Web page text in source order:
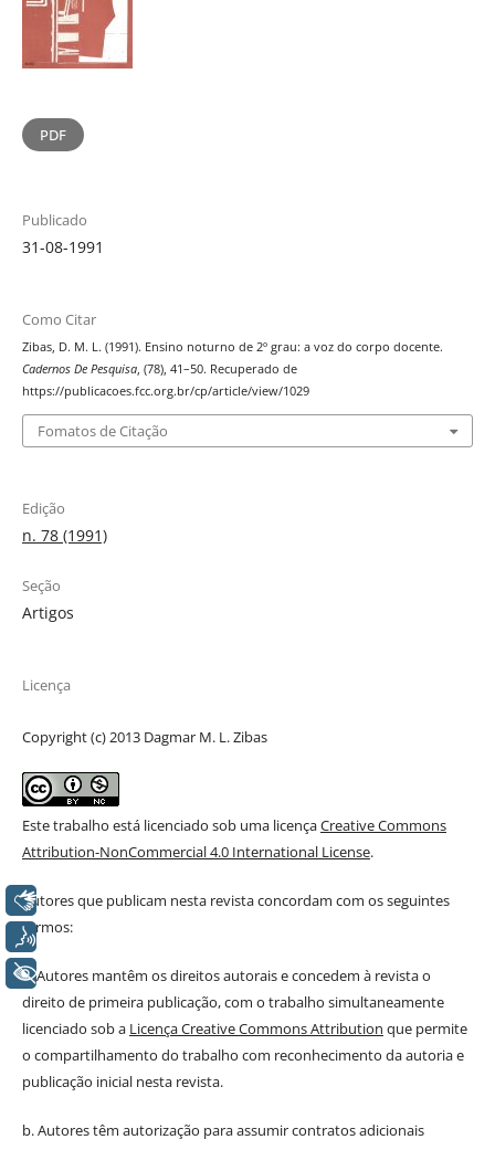
PDF
Publicado
31-08-1991
Como Citar
Zibas, D. M. L. (1991). Ensino noturno de 2º grau: a voz do corpo docente.
Cadernos De Pesquisa, (78), 41–50. Recuperado de
https://publicacoes.fcc.org.br/cp/article/view/1029
Fomatos de Citação
Edição
n. 78 (1991)
Seção
Artigos
Licença
Copyright (c) 2013 Dagmar M. L. Zibas
Este trabalho está licenciado sob uma licençaCreative Commons
Attribution-NonCommercial 4.0 International License.
Autores que publicam nesta revista concordam com os seguintes
termos:
a. Autores mantêm os direitos autorais e concedem à revista o
direito de primeira publicação, com o trabalho simultaneamente
licenciado sob a Licença Creative Commons Attribution que permite
o compartilhamento do trabalho com reconhecimento da autoria e
publicação inicial nesta revista.
b. Autores têm autorização para assumir contratos adicionais
Libras
Voz
+ Acessibilidade